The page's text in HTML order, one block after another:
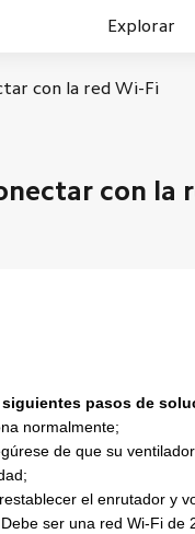
Explorar
con la red Wi-Fi
con la
pasos de
normalmente;
de que su
el enrutador y
ser una red Wi-Fi de